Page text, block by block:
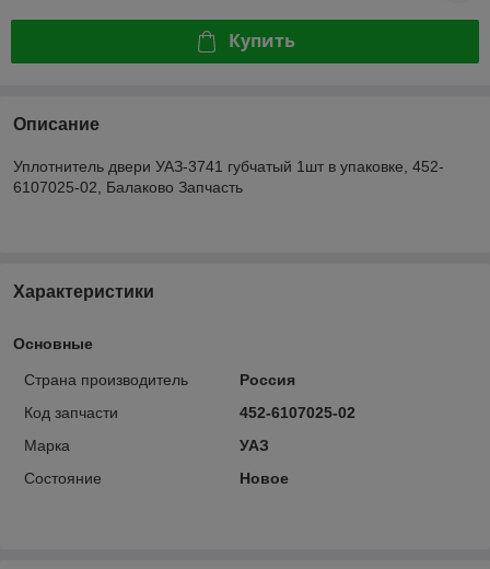
Купить
Описание
Уплотнитель двери УАЗ-3741 губчатый 1шт в упаковке, 452-
6107025-02, Балаково Запчасть
Характеристики
Основные
Страна производитель
Россия
Код запчасти
452-6107025-02
Марка
УАЗ
Состояние
Новое